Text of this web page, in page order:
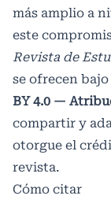
más amplio a
este
Revista de
se ofrecen
BY 4.0 —
compartir y
otorgue el
revista.
Cómo citar